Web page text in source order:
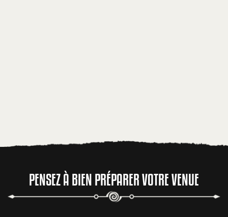
PENSEZ À BIEN PRÉPARER VOTRE VENUE